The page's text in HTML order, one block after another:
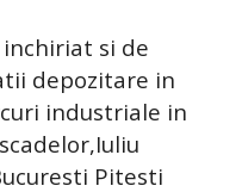
si de
depozitare in
industriale in
Pitesti